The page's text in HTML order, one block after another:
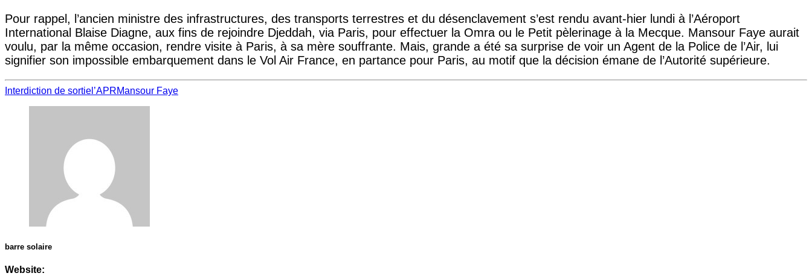
Pour rappel, l’ancien ministre des infrastructures, des transports terrestres et du désenclavement s’est rendu avant-hier lundi à l’Aéroport
International Blaise Diagne, aux fins de rejoindre Djeddah, via Paris, pour effectuer la Omra ou le Petit pèlerinage à la Mecque. Mansour Faye aurait
voulu, par la même occasion, rendre visite à Paris, à sa mère souffrante. Mais, grande a été sa surprise de voir un Agent de la Police de l’Air, lui
signifier son impossible embarquement dans le Vol Air France, en partance pour Paris, au motif que la décision émane de l’Autorité supérieure.
Interdiction de sortie l’APRMansour Faye
barre solaire
Website: